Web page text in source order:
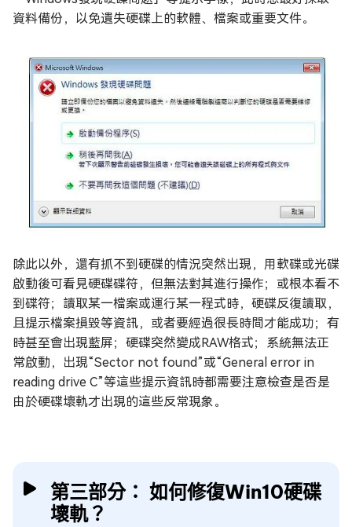
資料備份，以免遺失硬碟上的軟體、檔案或重要文件。
除此以外，還有抓不到硬碟的情況突然出現，用軟碟或光碟
啟動後可看見硬碟碟符，但無法對其進行操作；或根本看不
到碟符；讀取某一檔案或運行某一程式時，硬碟反復讀取，
且提示檔案損毀等資訊，或者要經過很長時間才能成功；有
時甚至會出現藍屏；硬碟突然變成RAW格式；系統無法正
常啟動，出現“Sector not found”或“General error in
reading drive C”等這些提示資訊時都需要注意檢查是否是
由於硬碟壞軌才出現的這些反常現象。
第三部分： 如何修復Win10硬碟
壞軌？